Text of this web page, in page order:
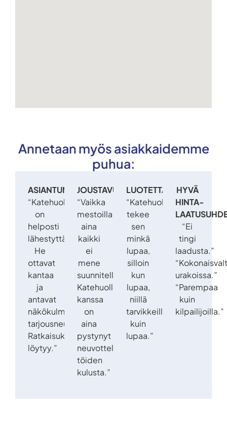
Annetaan myös asiakkaidemme
puhua:
ASIANTUNTIJUUS:
“Katehuolto
on
helposti
lähestyttävä.
He
ottavat
kantaa
ja
antavat
näkökulmaa
tarjousneuvotteluissa.
Ratkaisukyvykkyyttä
löytyy.”
JOUSTAVUUS:
“Vaikka
mestoilla
aina
kaikki
ei
mene
suunnitellusti,
Katehuollon
kanssa
on
aina
pystynyt
neuvottelemaan
töiden
kulusta.”
LUOTETTAVUUS:
“Katehuolto
tekee
sen
minkä
lupaa,
silloin
kun
lupaa,
niillä
tarvikkeilla
kuin
lupaa.”
HYVÄ
HINTA-
“Ei
tingi
laadusta.”
urakoissa.”
“Parempaa
kuin
kilpailijoilla.”